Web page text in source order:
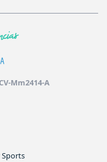
Mm2414-A